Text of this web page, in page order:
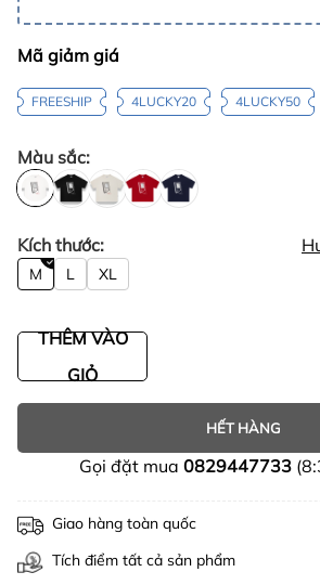
Mã giảm giá
FREESHIP 4LUCKY20 4LUCKY50
Màu sắc:
Kích thước:
M L XL
THÊM VÀO
GIỎ
HẾT HÀNG
Gọi đặt mua 0829447733
Giao hàng toàn quốc
Tích điểm tất cả sản phẩm